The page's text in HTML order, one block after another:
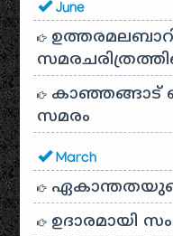
June
കാഞ്ഞങ്ങാട്
സമരം
March
ഉദാരമായി